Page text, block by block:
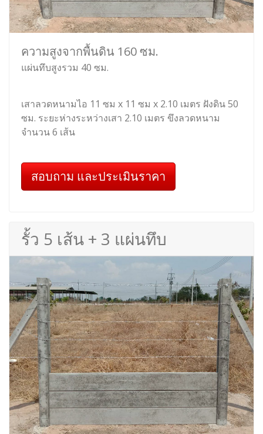
ความสูงจากพื้นดิน 160 ซม.
แผ่นทึบสูงรวม 40 ซม.
เสาลวดหนามไอ 11 ซม x 11 ซม x 2.10 เมตร ฝังดิน 50
ซม. ระยะห่างระหว่างเสา 2.10 เมตร ขึงลวดหนาม
จำนวน 6 เส้น
สอบถาม และประเมินราคา
รั้ว 5 เส้น + 3 แผ่นทึบ